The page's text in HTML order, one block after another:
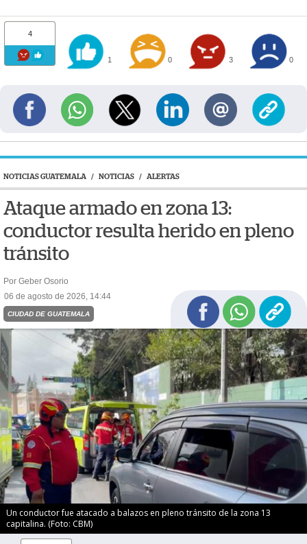
4
1 0 3 0
NOTICIAS GUATEMALA / NOTICIAS / ALERTAS
Ataque armado en zona 13:
conductor resulta herido en pleno
tránsito
Por Geber Osorio
06 de agosto de 2026, 14:44
CIUDAD DE GUATEMALA
Un conductor fue atacado a balazos en pleno tránsito de la zona 13
capitalina. (Foto: CBM)